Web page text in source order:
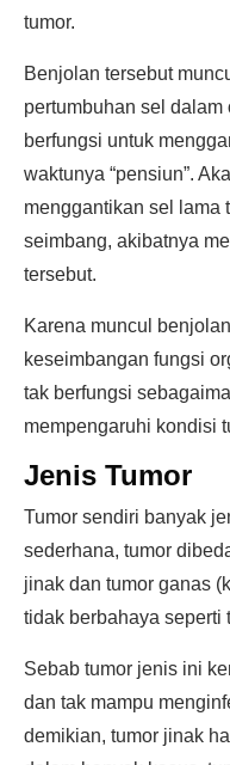
tumor.
Benjolan tersebut
pertumbuhan sel dalam
berfungsi untuk
waktunya “pensiun”.
menggantikan sel lama
seimbang, akibatnya
tersebut.
Karena muncul
keseimbangan fungsi
tak berfungsi
mempengaruhi kondisi
Jenis Tumor
Tumor sendiri banyak
sederhana, tumor
jinak dan tumor ganas
tidak berbahaya seperti
Sebab tumor jenis ini
dan tak mampu
demikian, tumor jinak